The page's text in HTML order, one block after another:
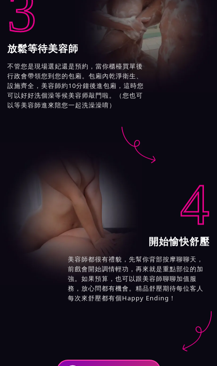
放鬆等待美容師
不管您是現場選妃還是預約，當你櫃檯買單後
行政會帶領您到您的包廂。包廂內乾淨衛生、
設施齊全，美容師約10分鐘後進包廂，這時您
可以好好洗個澡等候美容师敲門啦。（您也可
以等美容師進來陪您一起洗澡澡唷）

4
開始愉快舒壓
美容師都很有禮貌，先幫你背部按摩聊聊天，
前戲會開始調情輕功，再來就是重點部位的加
強。如果預算，也可以跟美容師聊聊加值服
務，放心問都有機會。精品舒壓期待每位客人
每次來舒壓都有個Happy Ending！